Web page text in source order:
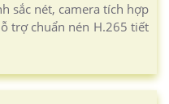
sắc nét, camera tích hợp
trợ chuẩn nén H.265 tiết